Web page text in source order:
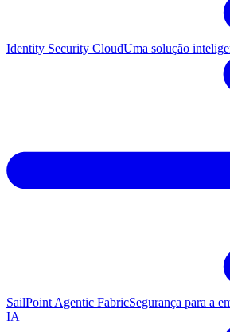
Identity Security CloudUma solução
SailPoint Agentic FabricSegurança para a
IA